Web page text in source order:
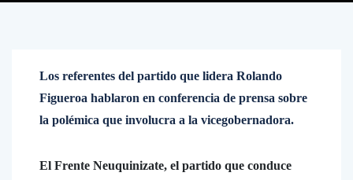
Los referentes del partido que lidera Rolando
Figueroa hablaron en conferencia de prensa sobre
la polémica que involucra a la vicegobernadora.
El Frente Neuquinizate, el partido que conduce